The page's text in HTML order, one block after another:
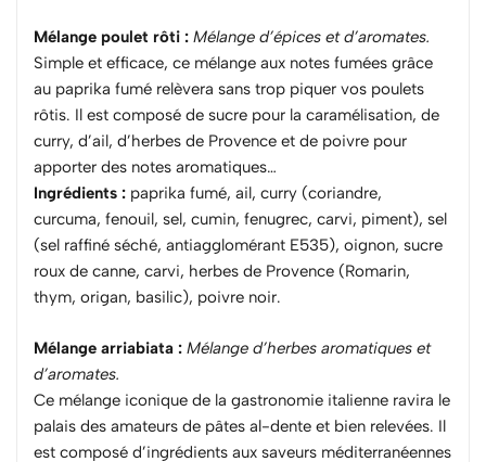
Mélange poulet rôti : Mélange d’épices et d’aromates.
Simple et efficace, ce mélange aux notes fumées grâce
au paprika fumé relèvera sans trop piquer vos poulets
rôtis. Il est composé de sucre pour la caramélisation, de
curry, d’ail, d’herbes de Provence et de poivre pour
apporter des notes aromatiques…
Ingrédients : paprika fumé, ail, curry (coriandre,
curcuma, fenouil, sel, cumin, fenugrec, carvi, piment), sel
(sel raffiné séché, antiagglomérant E535), oignon, sucre
roux de canne, carvi, herbes de Provence (Romarin,
thym, origan, basilic), poivre noir.
Mélange arriabiata : Mélange d’herbes aromatiques et
d’aromates.
Ce mélange iconique de la gastronomie italienne ravira le
palais des amateurs de pâtes al-dente et bien relevées. Il
est composé d’ingrédients aux saveurs méditerranéennes